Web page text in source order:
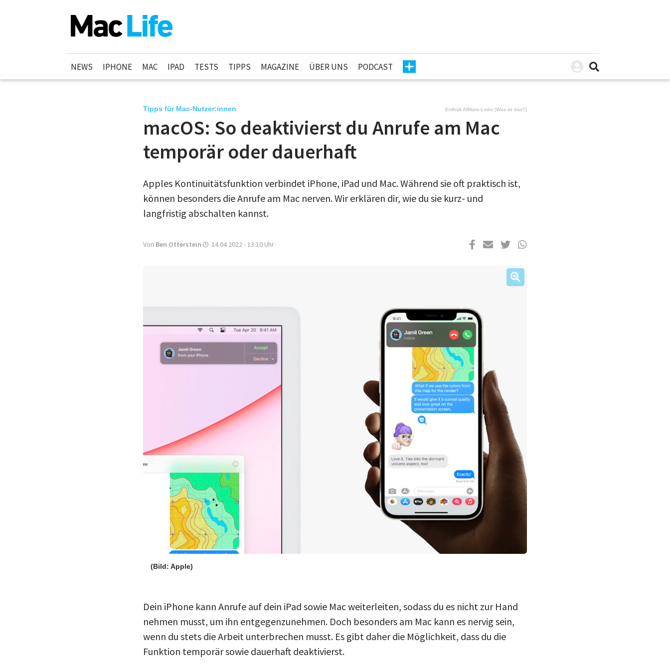
NEWS IPHONE MAC IPAD TESTS TIPPS MAGAZINE ÜBER UNS PODCAST
Enthält Affiliate-Links [Was ist das?]
Tipps für Mac-Nutzer:innen
macOS: So deaktivierst du Anrufe am Mac
temporär oder dauerhaft
Apples Kontinuitätsfunktion verbindet iPhone, iPad und Mac. Während sie oft praktisch ist,
können besonders die Anrufe am Mac nerven. Wir erklären dir, wie du sie kurz- und
langfristig abschalten kannst.
Von Ben Otterstein 14.04.2022 - 13:10 Uhr
(Bild: Apple)
Dein iPhone kann Anrufe auf dein iPad sowie Mac weiterleiten, sodass du es nicht zur Hand
nehmen musst, um ihn entgegenzunehmen. Doch besonders am Mac kann es nervig sein,
wenn du stets die Arbeit unterbrechen musst. Es gibt daher die Möglichkeit, dass du die
Funktion temporär sowie dauerhaft deaktivierst.